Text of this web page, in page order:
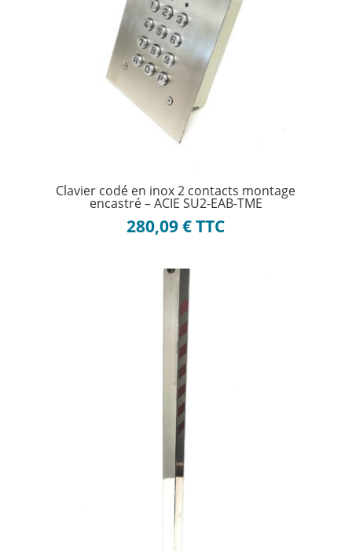
Clavier codé en inox 2 contacts montage
encastré – ACIE SU2-EAB-TME
280,09€TTC